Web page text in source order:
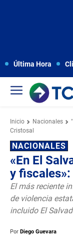
Última Hora
Inicio Nacionales
Cristosal
NACIONALES
«En El
y fiscales»:
El más reciente
de violencia
incluido El
Por Diego Guevara